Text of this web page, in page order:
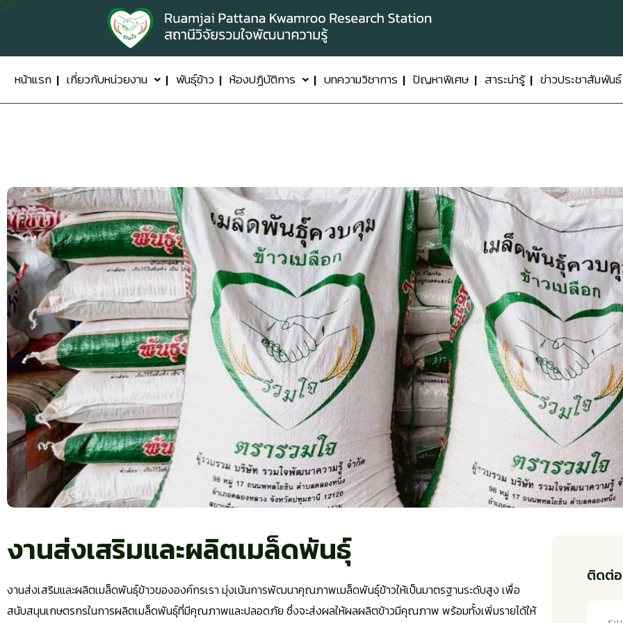
หน้าแรก เกี่ยวกับหน่วยงาน พันธุ์ข้าว ห้องปฏิบัติการ บทความวิชาการ ปัญหาพิเศษ สาระน่ารู้ ข่าวประชาสัมพันธ์
งานส่งเสริมและผลิตเมล็ดพันธุ์
งานส่งเสริมและผลิตเมล็ดพันธุ์ข้าวขององค์กรเรา มุ่งเน้นการพัฒนาคุณภาพเมล็ดพันธุ์ข้าวให้เป็นมาตรฐานระดับสูง เพื่อ
สนับสนุนเกษตรกรในการผลิตเมล็ดพันธุ์ที่มีคุณภาพและปลอดภัย ซึ่งจะส่งผลให้ผลผลิตข้าวมีคุณภาพ พร้อมทั้งเพิ่มรายได้ให้
ติดต่อ